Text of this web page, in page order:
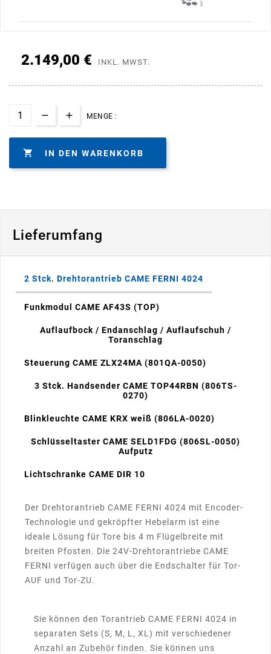
2.149,00 € INKL. MWST.
MENGE :
 IN DEN WARENKORB
Lieferumfang
2 Stck. Drehtorantrieb CAME FERNI 4024
Funkmodul CAME AF43S (TOP)
Auflaufbock / Endanschlag / Auflaufschuh /
Toranschlag
Steuerung CAME ZLX24MA (801QA-0050)
3 Stck. Handsender CAME TOP44RBN (806TS-
0270)
Blinkleuchte CAME KRX weiß (806LA-0020)
Schlüsseltaster CAME SELD1FDG (806SL-0050)
Aufputz
Lichtschranke CAME DIR 10
Der Drehtorantrieb CAME FERNI 4024 mit Encoder-
Technologie und gekröpfter Hebelarm ist eine
ideale Lösung für Tore bis 4 m Flügelbreite mit
breiten Pfosten. Die 24V-Drehtorantriebe CAME
FERNI verfügen auch über die Endschalter für Tor-
AUF und Tor-ZU.
Sie können den Torantrieb CAME FERNI 4024 in
separaten Sets (S, M, L, XL) mit verschiedener
Anzahl an Zubehör finden. Sie können uns